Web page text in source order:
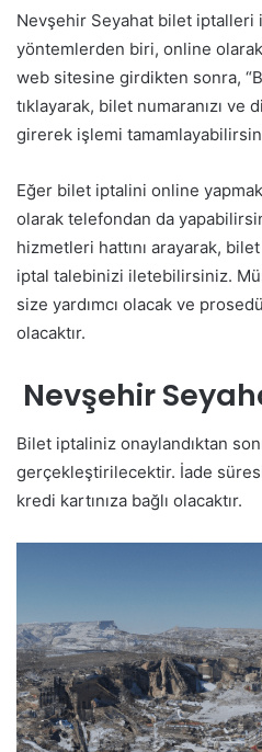
Nevşehir Seyahat bilet iptalleri
yöntemlerden biri, online
web sitesine girdikten sonra,
tıklayarak, bilet numaranızı
girerek işlemi
Eğer bilet iptalini online
olarak telefondan da
hizmetleri hattını arayarak,
iptal talebinizi iletebilirsiniz.
size yardımcı olacak ve
olacaktır.
Nevşehir
Bilet iptaliniz onaylandıktan
gerçekleştirilecektir. İade
kredi kartınıza bağlı olacaktır.